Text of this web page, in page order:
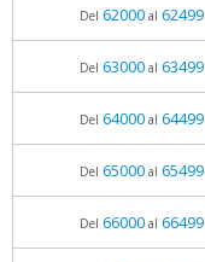
Del 62000al 62499
Del 63000al 63499
Del 64000al 64499
Del 65000al 65499
Del 66000al 66499